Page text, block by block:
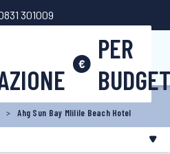
301009
PER
BUDGET
Ahg Sun Bay Mlilile Beach Hotel